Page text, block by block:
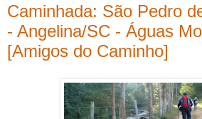
Caminhada: São Pedro
- Angelina/SC - Águas
[Amigos do Caminho]